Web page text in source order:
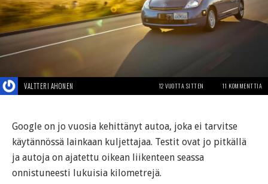
VALTTERI AHONEN 12 VUOTTA SITTEN 11 KOMMENTTIA
Google on jo vuosia kehittänyt autoa, joka ei tarvitse
käytännössä lainkaan kuljettajaa. Testit ovat jo pitkällä
ja autoja on ajatettu oikean liikenteen seassa
onnistuneesti lukuisia kilometrejä.